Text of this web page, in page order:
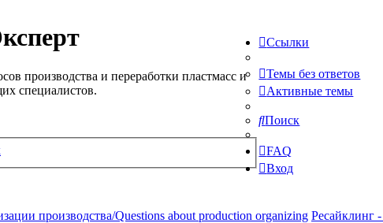
производства и переработки пластмасс и
специалистов.
Ссылки
Темы без ответов
Активные темы
Поиск
FAQ
Вход
производства/Questions about production organizing Ресайклинг